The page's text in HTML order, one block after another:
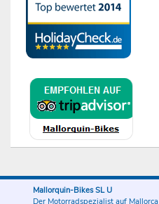
Mallorquin-Bikes SL U
Der Motorradspezialist auf Mallorca